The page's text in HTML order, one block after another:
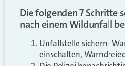
Die folgenden 7 Schritte
nach einem Wildunfall
Unfallstelle sichern:
einschalten,